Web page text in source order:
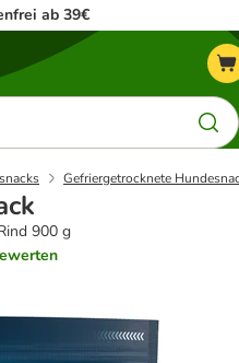
ab 39€
Gefriergetrocknete
900 g